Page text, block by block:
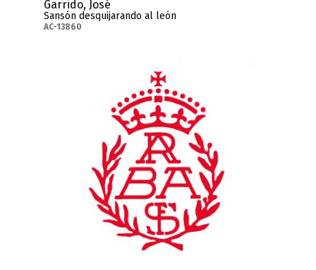
Garrido, José
Sansón desquijarando al león
AC-13860